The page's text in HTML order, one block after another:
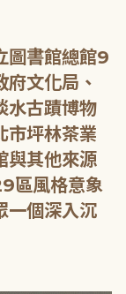
圖書館總館9
文化局、
水古蹟博物
市坪林茶業
與其他來源
區風格意象
一個深入沉